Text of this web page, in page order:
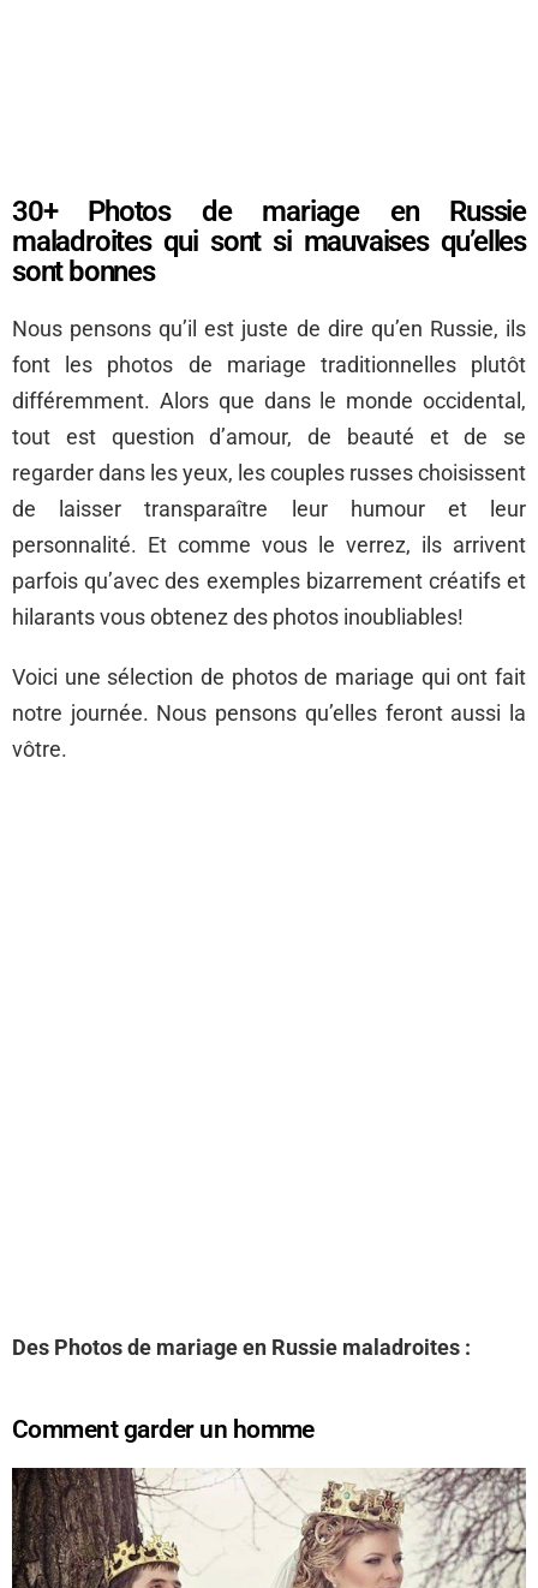
30+ Photos de mariage en Russie
maladroites qui sont si mauvaises qu’elles
sont bonnes
Nous pensons qu’il est juste de dire qu’en Russie, ils
font les photos de mariage traditionnelles plutôt
différemment. Alors que dans le monde occidental,
tout est question d’amour, de beauté et de se
regarder dans les yeux, les couples russes choisissent
de laisser transparaître leur humour et leur
personnalité. Et comme vous le verrez, ils arrivent
parfois qu’avec des exemples bizarrement créatifs et
hilarants vous obtenez des photos inoubliables!
Voici une sélection de photos de mariage qui ont fait
notre journée. Nous pensons qu’elles feront aussi la
vôtre.
Des Photos de mariage en Russie maladroites :
Comment garder un homme